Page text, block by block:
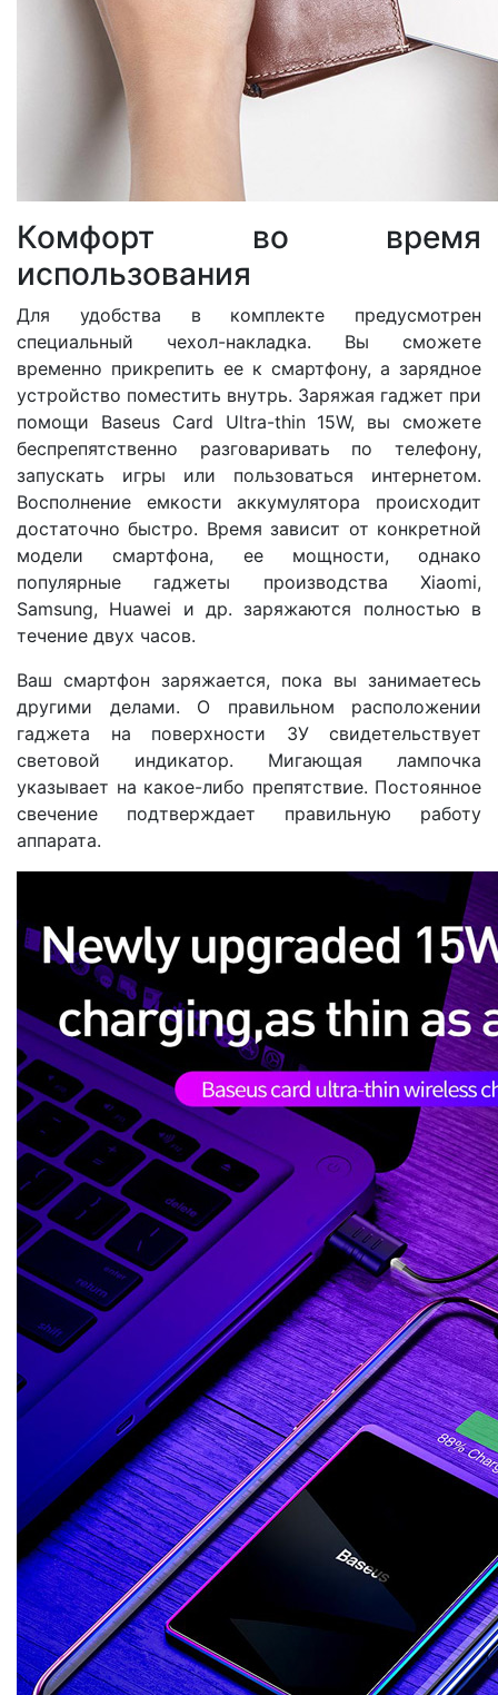
Комфорт во время
использования
Для удобства в комплекте предусмотрен
специальный чехол-накладка. Вы сможете
временно прикрепить ее к смартфону, а зарядное
устройство поместить внутрь. Заряжая гаджет при
помощи Baseus Card Ultra-thin 15W, вы сможете
беспрепятственно разговаривать по телефону,
запускать игры или пользоваться интернетом.
Восполнение емкости аккумулятора происходит
достаточно быстро. Время зависит от конкретной
модели смартфона, ее мощности, однако
популярные гаджеты производства Xiaomi,
Samsung, Huawei и др. заряжаются полностью в
течение двух часов.
Ваш смартфон заряжается, пока вы занимаетесь
другими делами. О правильном расположении
гаджета на поверхности ЗУ свидетельствует
световой индикатор. Мигающая лампочка
указывает на какое-либо препятствие. Постоянное
свечение подтверждает правильную работу
аппарата.